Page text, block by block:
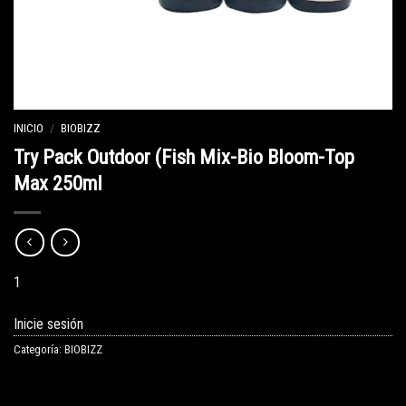
INICIO / BIOBIZZ
Try Pack Outdoor (Fish Mix-Bio Bloom-Top
Max 250ml
1
Inicie sesión
Categoría: BIOBIZZ